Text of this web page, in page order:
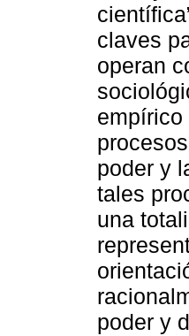
claves
operan
poder y
tales
una
poder y